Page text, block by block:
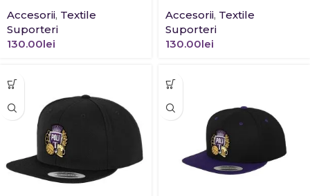
Accesorii, Textile
Suporteri
130.00lei
Accesorii, Textile
Suporteri
130.00lei